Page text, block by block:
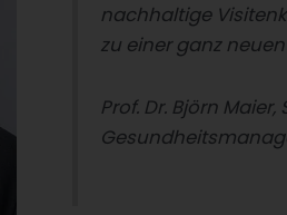
nachhaltige
zu einer ganz
Prof. Dr. Björn Maier,